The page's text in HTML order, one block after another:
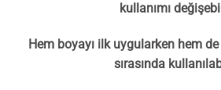
kullanımı
Hem boyayı ilk uygularken hem
sırasında